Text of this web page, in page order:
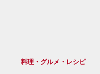
料理・グルメ・レシピ